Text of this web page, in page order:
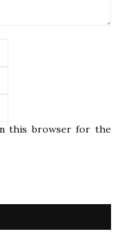
in this browser for the